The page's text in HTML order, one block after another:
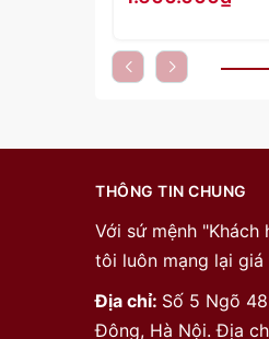
THÔNG TIN CHUNG
Với sứ mệnh "Khách
tôi luôn mạng lại
Địa chỉ: Số 5 Ngõ
Đông, Hà Nội. Địa